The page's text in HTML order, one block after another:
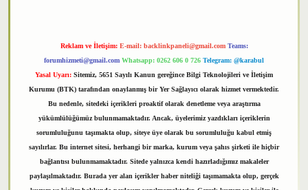
Reklam ve İletişim: E-mail: backlinkpaneli@gmail.com Teams:
forumhizmeti@gmail.com Whatsapp: 0262 606 0 726 Telegram: @karabul
Yasal Uyarı: Sitemiz, 5651 Sayılı Kanun gereğince Bilgi Teknolojileri ve İletişim
Kurumu (BTK) tarafından onaylanmış bir Yer Sağlayıcı olarak hizmet vermektedir.
Bu nedenle, sitedeki içerikleri proaktif olarak denetleme veya araştırma
yükümlülüğümüz bulunmamaktadır. Ancak, üyelerimiz yazdıkları içeriklerin
sorumluluğunu taşımakta olup, siteye üye olarak bu sorumluluğu kabul etmiş
sayılırlar. Bu internet sitesi, herhangi bir marka, kurum veya şahıs şirketi ile hiçbir
bağlantısı bulunmamaktadır. Sitede yalnızca kendi hazırladığımız makaleler
paylaşılmaktadır. Burada yer alan içerikler haber niteliği taşımamakta olup, gerçek